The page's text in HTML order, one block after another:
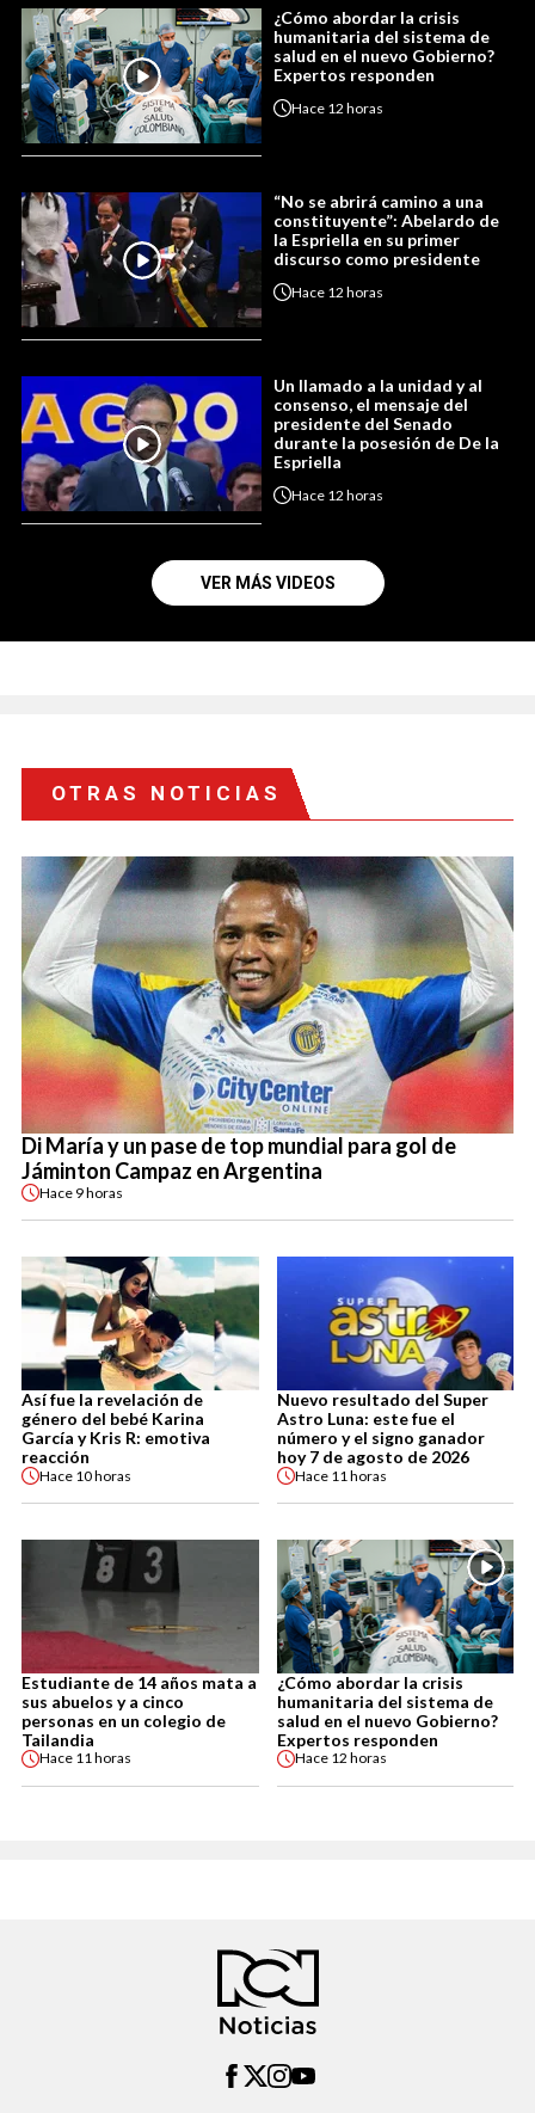
¿Cómo abordar la crisis
humanitaria del sistema de
salud en el nuevo Gobierno?
Expertos responden
Hace 12 horas
“No se abrirá camino a una
constituyente”: Abelardo de
la Espriella en su primer
discurso como presidente
Hace 12 horas
Un llamado a la unidad y al
consenso, el mensaje del
presidente del Senado
durante la posesión de De la
Espriella
Hace 12 horas
VER MÁS VIDEOS
OTRAS NOTICIAS
Di María y un pase de top mundial para gol de
Jáminton Campaz en Argentina
Hace 9 horas
Así fue la revelación de
género del bebé Karina
García y Kris R: emotiva
reacción
Hace 10 horas
Nuevo resultado del Super
Astro Luna: este fue el
número y el signo ganador
hoy 7 de agosto de 2026
Hace 11 horas
Estudiante de 14 años mata a
sus abuelos y a cinco
personas en un colegio de
Tailandia
Hace 11 horas
¿Cómo abordar la crisis
humanitaria del sistema de
salud en el nuevo Gobierno?
Expertos responden
Hace 12 horas